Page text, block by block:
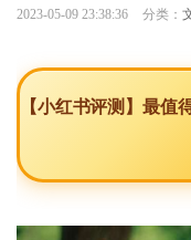
2023-05-09 23:38:36 分类：
【小红书评测】最